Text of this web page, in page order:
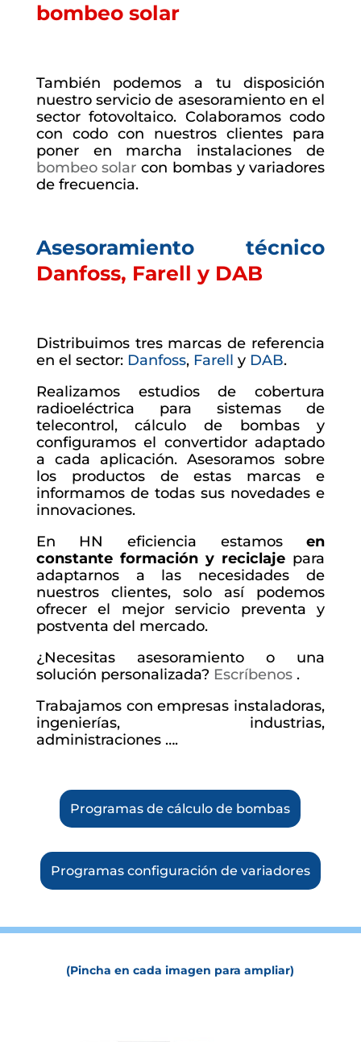
bombeo solar
También podemos a tu disposición
nuestro servicio de asesoramiento en el
sector fotovoltaico. Colaboramos codo
con codo con nuestros clientes para
poner en marcha instalaciones de
bombeo solar con bombas y variadores
de frecuencia.
Asesoramiento técnico
Danfoss, Farell y DAB
Distribuimos tres marcas de referencia
en el sector: Danfoss, Farell y DAB.
Realizamos estudios de cobertura
radioeléctrica para sistemas de
telecontrol, cálculo de bombas y
configuramos el convertidor adaptado
a cada aplicación. Asesoramos sobre
los productos de estas marcas e
informamos de todas sus novedades e
innovaciones.
En HN eficiencia estamosen
constante formación y reciclaje para
adaptarnos a las necesidades de
nuestros clientes, solo así podemos
ofrecer el mejor servicio preventa y
postventa del mercado.
¿Necesitas asesoramiento o una
solución personalizada? Escríbenos.
Trabajamos con empresas instaladoras,
ingenierías, industrias,
administraciones ….
Programas de cálculo de bombas
Programas configuración de variadores
(Pincha en cada imagen para ampliar)